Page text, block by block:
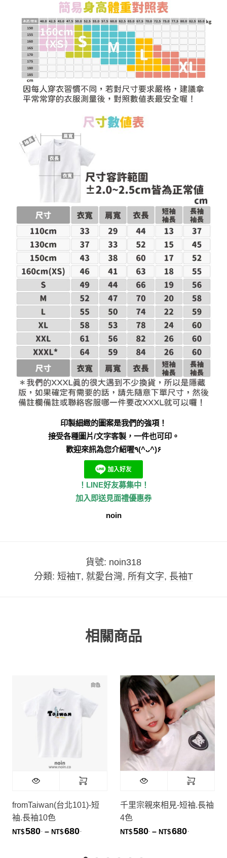
印製細緻的圖案是我們的強項！
接受各種圖片/文字客製，一件也可印。
歡迎來訊為您介紹喔٩(^ᴗ^)۶
！LINE好友募集中！
加入即送見面禮優惠券
noin
貨號: noin318
分類: 短袖T, 就愛台灣, 所有文字, 長袖T
相關商品
fromTaiwan(台北101)-短
袖.長袖10色
NT$580 – NT$680價格範圍：NT$580. 到 NT$680.
千里宗親來相見-短袖.長袖
4色
NT$580 – NT$680